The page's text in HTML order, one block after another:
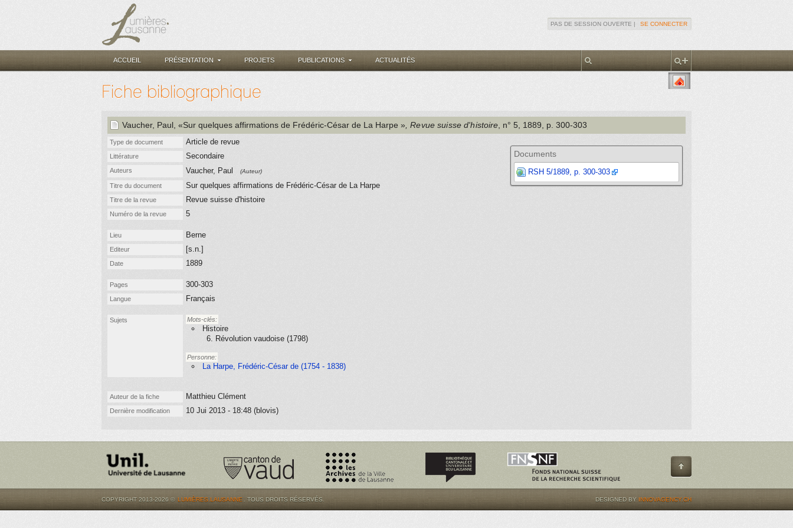
PAS DE SESSION OUVERTE | SE CONNECTER
ACCUEIL PRÉSENTATION PROJETS PUBLICATIONS ACTUALITÉS
Fiche bibliographique
Vaucher, Paul , «Sur quelques affirmations de Frédéric-César de La Harpe » , Revue suisse d'histoire , n° 5 , 1889 , p. 300-303
Documents
RSH 5/1889, p. 300-303
Type de document Article de revue
Littérature Secondaire
Auteurs Vaucher, Paul (Auteur)
Titre du document Sur quelques affirmations de Frédéric-César de La Harpe
Titre de la revue Revue suisse d'histoire
Numéro de la revue 5
Lieu Berne
Editeur [s.n.]
Date 1889
Pages 300-303
Langue Français
Sujets Mots-clés:
Histoire
6. Révolution vaudoise (1798)
Personne:
La Harpe, Frédéric-César de (1754 - 1838)
Auteur de la fiche Matthieu Clément
Dernière modification 10 Jui 2013 - 18:48 (blovis)
COPYRIGHT 2013-2026 © LUMIÈRES.LAUSANNE . TOUS DROITS RÉSERVÉS. DESIGNED BY INNOVAGENCY.CH